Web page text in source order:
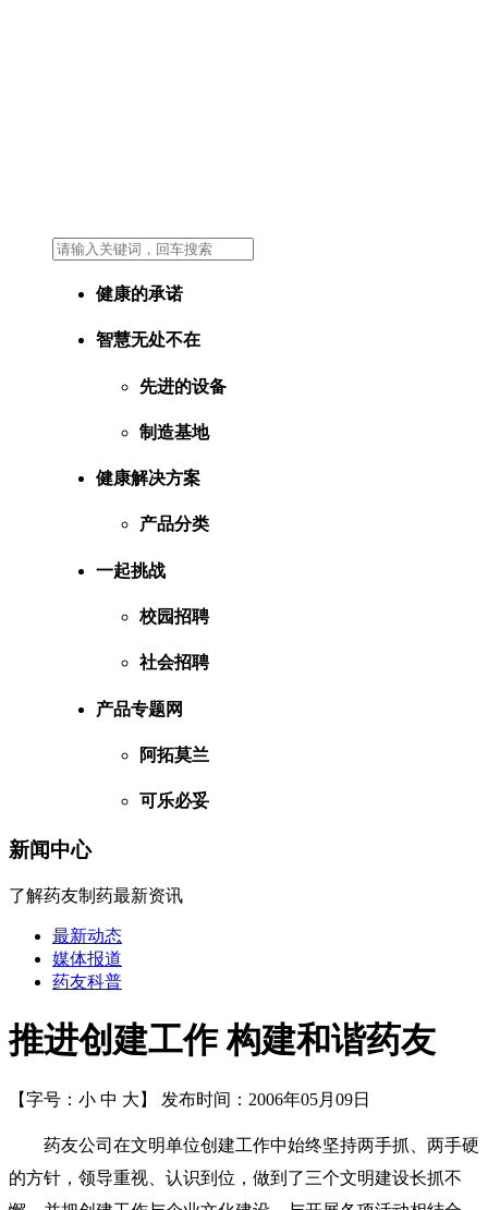
健康的承诺
智慧无处不在
先进的设备
制造基地
健康解决方案
产品分类
一起挑战
校园招聘
社会招聘
产品专题网
阿拓莫兰
可乐必妥
新闻中心
了解药友制药最新资讯
最新动态
媒体报道
药友科普
推进创建工作 构建和谐药友
【字号： 小 中 大 】 发布时间：2006年05月09日
药友公司在文明单位创建工作中始终坚持两手抓、两手硬
的方针，领导重视、认识到位，做到了三个文明建设长抓不